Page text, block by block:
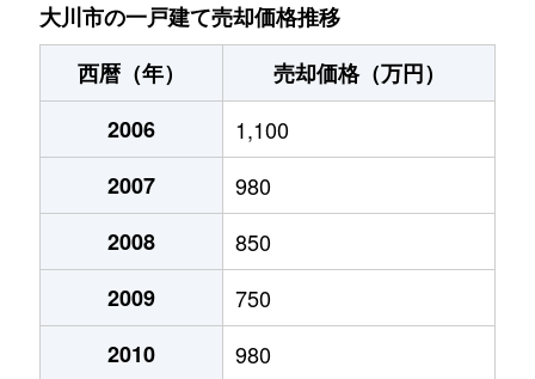
大川市の一戸建て売却価格推移
西暦（年）
売却価格（万円）
2006
1,100
2007
980
2008
850
2009
750
2010
980